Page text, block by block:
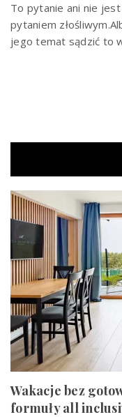
To pytanie ani nie
pytaniem
jego temat sądzić to
Wakacje bez
formuły all